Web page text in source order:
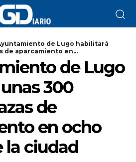
de Lugo habilitará
de aparcamiento en...
de Lugo
300
de
en ocho
la ciudad